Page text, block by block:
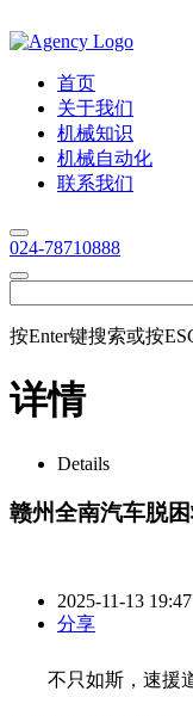
首页
关于我们
机械知识
机械自动化
联系我们
024-78710888
按Enter键搜索或按
详情
Details
赣州全南汽车脱
2025-11-13 19:47
分享
不只如斯，速援道